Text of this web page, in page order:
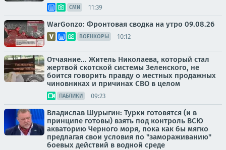
СМИ 11:39
WarGonzo: Фронтовая сводка на утро 09.08.26
ВОЕНКОРЫ 10:12
Отчаяние... Житель Николаева, который стал
жертвой скотской системы Зеленского, не
боится говорить правду о местных продажных
чиновниках и причинах СВО в целом
ПАБЛИКИ 09:23
Владислав Шурыгин: Турки готовятся (и в
принципе готовы) взять под контроль ВСЮ
акваторию Черного моря, пока как бы мягко
предлагая свои условия по "замораживанию"
боевых действий в водной среде